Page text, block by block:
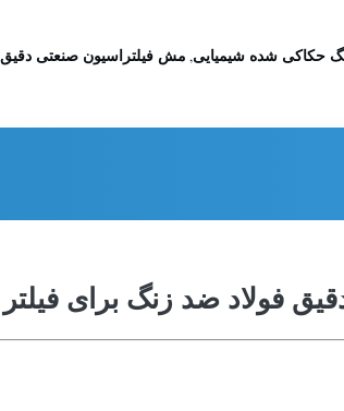
حکاکی شده شیمیایی, مش فیلتراسیون صنعتی دقیق
فولاد ضد زنگ برای